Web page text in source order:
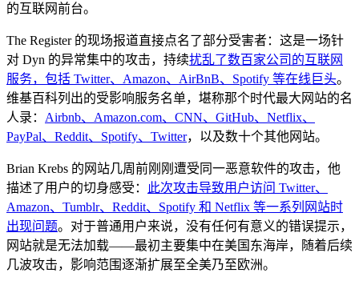
的互联网前台。
The Register 的现场报道直接点名了部分受害者：这是一场针
对 Dyn 的异常集中的攻击，持续扰乱了数百家公司的互联网
服务，包括 Twitter、Amazon、AirBnB、Spotify 等在线巨头。
维基百科列出的受影响服务名单，堪称那个时代最大网站的名
人录： Airbnb、Amazon.com、CNN、GitHub、Netflix、
PayPal、Reddit、Spotify、Twitter，以及数十个其他网站。
Brian Krebs 的网站几周前刚刚遭受同一恶意软件的攻击，他
描述了用户的切身感受：
此次攻击导致用户访问 Twitter、
Amazon、Tumblr、Reddit、Spotify 和 Netflix 等一系列网站时
出现问题。对于普通用户来说，没有任何有意义的错误提示，
网站就是无法加载——最初主要集中在美国东海岸，随着后续
几波攻击，影响范围逐渐扩展至全美乃至欧洲。